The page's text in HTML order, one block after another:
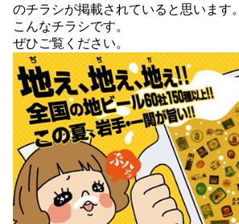
のチラシが掲載されていると思います。
こんなチラシです。
ぜひご覧ください。